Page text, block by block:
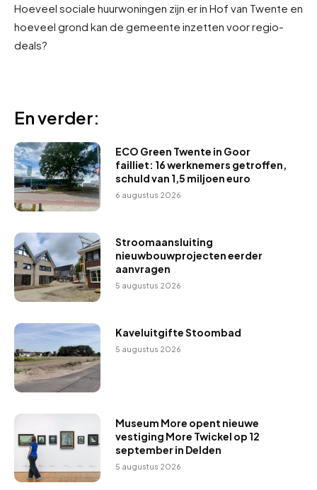
Hoeveel sociale huurwoningen zijn er in Hof van Twente en
hoeveel grond kan de gemeente inzetten voor regio-
deals?
En verder:
ECO Green Twente in Goor
failliet: 16 werknemers getroffen,
schuld van 1,5 miljoen euro
6 augustus 2026
Stroomaansluiting
nieuwbouwprojecten eerder
aanvragen
5 augustus 2026
Kaveluitgifte Stoombad
5 augustus 2026
Museum More opent nieuwe
vestiging More Twickel op 12
september in Delden
5 augustus 2026